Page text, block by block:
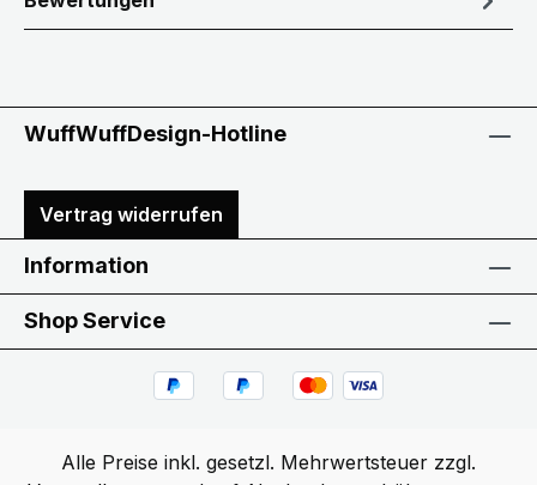
WuffWuffDesign-Hotline
Vertrag widerrufen
Information
Shop Service
Alle Preise inkl. gesetzl. Mehrwertsteuer zzgl.